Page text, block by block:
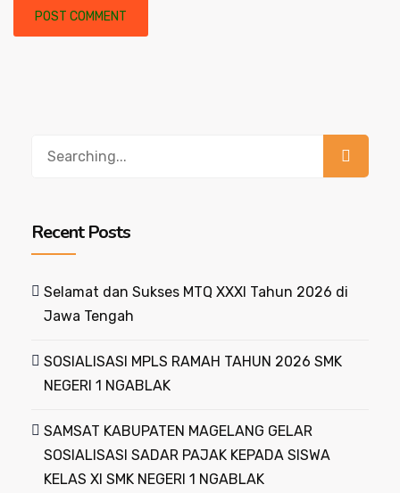
Recent Posts
Selamat dan Sukses MTQ XXXI Tahun 2026 di
Jawa Tengah
SOSIALISASI MPLS RAMAH TAHUN 2026 SMK
NEGERI 1 NGABLAK
SAMSAT KABUPATEN MAGELANG GELAR
SOSIALISASI SADAR PAJAK KEPADA SISWA
KELAS XI SMK NEGERI 1 NGABLAK